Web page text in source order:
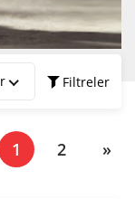
Filtreler
1 (current)
2 »